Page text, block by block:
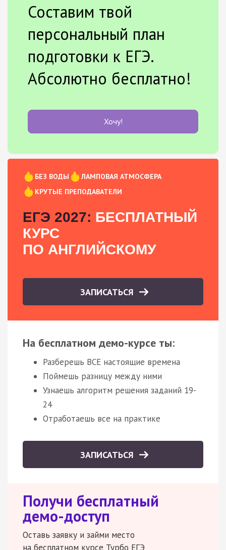
Составим твой
персональный план
подготовки к ЕГЭ.
Абсолютно бесплатно!
Хочу!
БЕЗ ВОДЫ
ЛАМПОВАЯ АТМОСФЕРА
КРУТЫЕ ПРЕПОДАВАТЕЛИ
ЕГЭ 2027: БЕСПЛАТНЫЙ
КУРС
ПО АНГЛИЙСКОМУ
ЗАПИСАТЬСЯ
На бесплатном демо-курсе ты:
Разберешь ВСЕ настоящие времена
Поймешь разницу между ними
Узнаешь алгоритм решения заданий 19-
24
Отработаешь все на практике
ЗАПИСАТЬСЯ
Получи бесплатный
демо-доступ
Оставь заявку и займи место
на бесплатном курсе Турбо ЕГЭ